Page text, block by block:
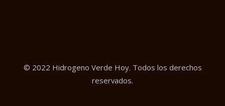
© 2022 Hidrogeno Verde Hoy. Todos los derechos
reservados.